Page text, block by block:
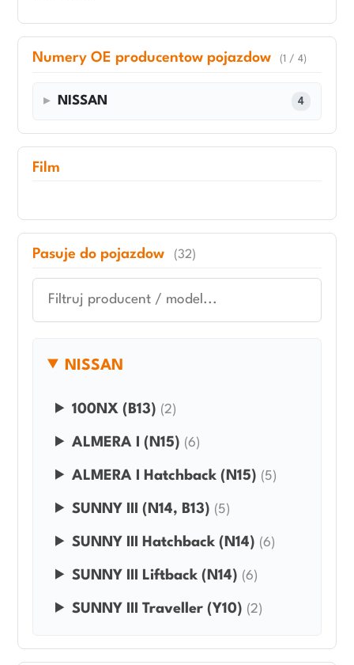
Numery OE producentow pojazdow (1 / 4)
NISSAN 4
Film
Pasuje do pojazdow (32)
NISSAN
100NX (B13) (2)
ALMERA I (N15) (6)
ALMERA I Hatchback (N15) (5)
SUNNY III (N14, B13) (5)
SUNNY III Hatchback (N14) (6)
SUNNY III Liftback (N14) (6)
SUNNY III Traveller (Y10) (2)